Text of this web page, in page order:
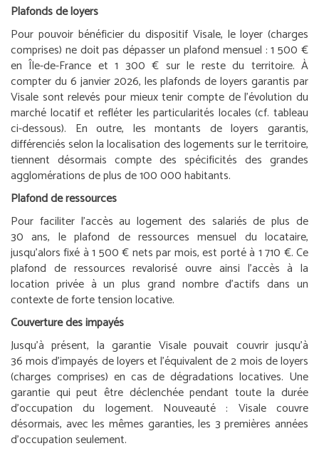
Plafonds de loyers
Pour pouvoir bénéficier du dispositif Visale, le loyer (charges
comprises) ne doit pas dépasser un plafond mensuel : 1 500 €
en Île-de-France et 1 300 € sur le reste du territoire. À
compter du 6 janvier 2026, les plafonds de loyers garantis par
Visale sont relevés pour mieux tenir compte de l’évolution du
marché locatif et refléter les particularités locales (cf. tableau
ci-dessous). En outre, les montants de loyers garantis,
différenciés selon la localisation des logements sur le territoire,
tiennent désormais compte des spécificités des grandes
agglomérations de plus de 100 000 habitants.
Plafond de ressources
Pour faciliter l’accès au logement des salariés de plus de
30 ans, le plafond de ressources mensuel du locataire,
jusqu’alors fixé à 1 500 € nets par mois, est porté à 1 710 €. Ce
plafond de ressources revalorisé ouvre ainsi l’accès à la
location privée à un plus grand nombre d’actifs dans un
contexte de forte tension locative.
Couverture des impayés
Jusqu’à présent, la garantie Visale pouvait couvrir jusqu’à
36 mois d’impayés de loyers et l’équivalent de 2 mois de loyers
(charges comprises) en cas de dégradations locatives. Une
garantie qui peut être déclenchée pendant toute la durée
d’occupation du logement. Nouveauté : Visale couvre
désormais, avec les mêmes garanties, les 3 premières années
d’occupation seulement.